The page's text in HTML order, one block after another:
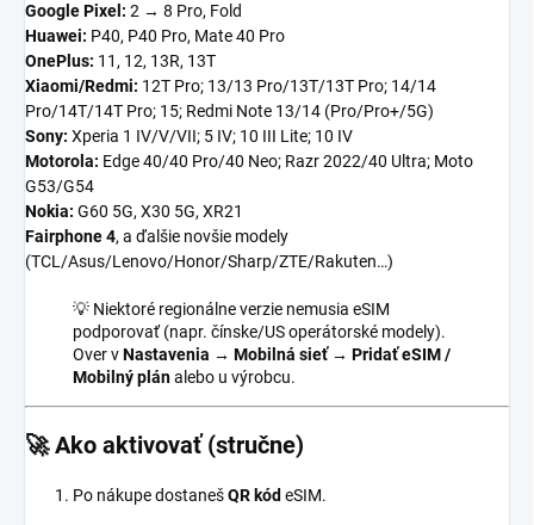
Google Pixel: 2 → 8 Pro, Fold
Huawei: P40, P40 Pro, Mate 40 Pro
OnePlus: 11, 12, 13R, 13T
Xiaomi/Redmi: 12T Pro; 13/13 Pro/13T/13T Pro; 14/14
Pro/14T/14T Pro; 15; Redmi Note 13/14 (Pro/Pro+/5G)
Sony: Xperia 1 IV/V/VII; 5 IV; 10 III Lite; 10 IV
Motorola: Edge 40/40 Pro/40 Neo; Razr 2022/40 Ultra; Moto
G53/G54
Nokia: G60 5G, X30 5G, XR21
Fairphone 4, a ďalšie novšie modely
(TCL/Asus/Lenovo/Honor/Sharp/ZTE/Rakuten…)
💡 Niektoré regionálne verzie nemusia eSIM
podporovať (napr. čínske/US operátorské modely).
Over vNastavenia → Mobilná sieť → Pridať eSIM /
Mobilný plánalebo u výrobcu.
🚀 Ako aktivovať (stručne)
Po nákupe dostanešQR kód eSIM.